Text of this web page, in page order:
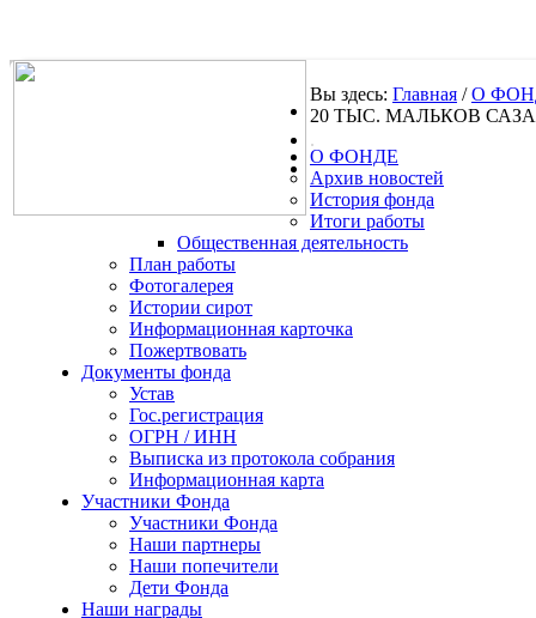
.
Вы здесь: Главная /О
20 ТЫС. МАЛЬКОВ
О ФОНДЕ
Архив новостей
История фонда
Итоги работы
Общественная деятельность
План работы
Фотогалерея
Истории сирот
Информационная карточка
Пожертвовать
Документы фонда
Устав
Гос.регистрация
ОГРН / ИНН
Выписка из протокола собрания
Информационная карта
Участники Фонда
Участники Фонда
Наши партнеры
Наши попечители
Дети Фонда
Наши награды